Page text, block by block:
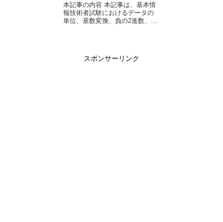
本記事の内容 本記事は、基本情
報技術者試験におけるデータの
単位、基数変換、負の2進数、2
はありません。 本...
スポンサーリンク